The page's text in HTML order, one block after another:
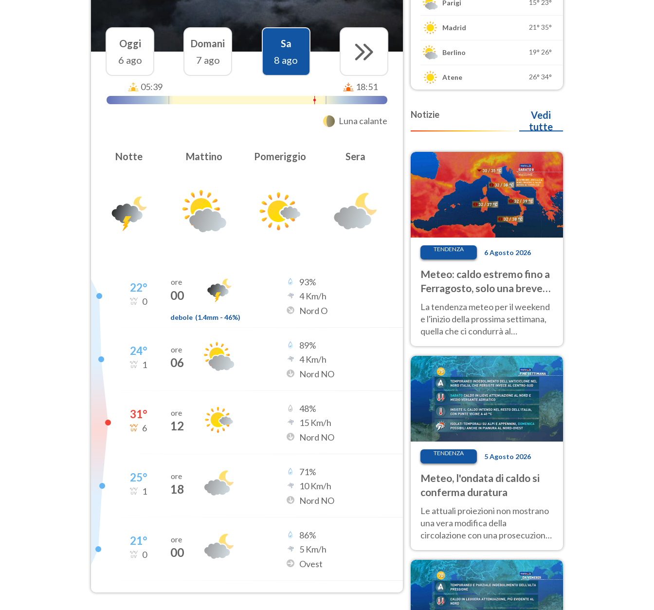
Oggi
6 ago
Domani
7 ago
Sa
8 ago
05:39 18:51
Luna calante
Notte Mattino Pomeriggio Sera
22°
0
ore
00
debole (1.4mm - 46%)
93%
4Km/h
Nord O
24°
1
ore
06
89%
4Km/h
Nord NO
31°
6
ore
12
48%
15 Km/h
Nord NO
25°
1
ore
18
71%
10Km/h
Nord NO
21°
0
ore
00
86%
5 Km/h
Ovest
Parigi 15° 23°
Madrid 21° 35°
Berlino 19° 26°
Atene 26° 34°
Notizie
Vedi
tutte
TENDENZA 6 Agosto 2026
Meteo: caldo estremo fino a
Ferragosto, solo una breve
pausa. Ecco dove
La tendenza meteo per il weekend
e l'inizio della prossima settimana,
quella che ci condurrà al
temperature molto elevate
TENDENZA 5 Agosto 2026
Meteo, l'ondata di caldo si
conferma duratura
Le attuali proiezioni non mostrano
una vera modifica della
circolazione con una prosecuzione
giorni, compresa la settimana di
Ferragosto